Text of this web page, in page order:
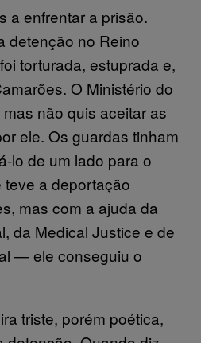
a enfrentar a prisão.
detenção no Reino
torturada, estuprada e,
O Ministério do
não quis aceitar as
ele. Os guardas tinham
lo de um lado para o
a deportação
mas com a ajuda da
da Medical Justice e de
— ele conseguiu o
triste, porém poética,